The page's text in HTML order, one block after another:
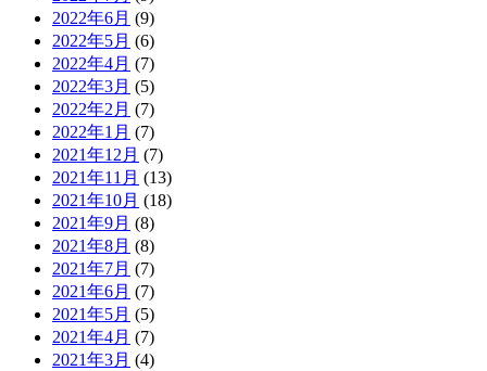
2022年6月 (9)
2022年5月 (6)
2022年4月 (7)
2022年3月 (5)
2022年2月 (7)
2022年1月 (7)
2021年12月 (7)
2021年11月 (13)
2021年10月 (18)
2021年9月 (8)
2021年8月 (8)
2021年7月 (7)
2021年6月 (7)
2021年5月 (5)
2021年4月 (7)
2021年3月 (4)